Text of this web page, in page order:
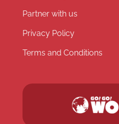
Partner with us
Privacy Policy
Terms and Conditions